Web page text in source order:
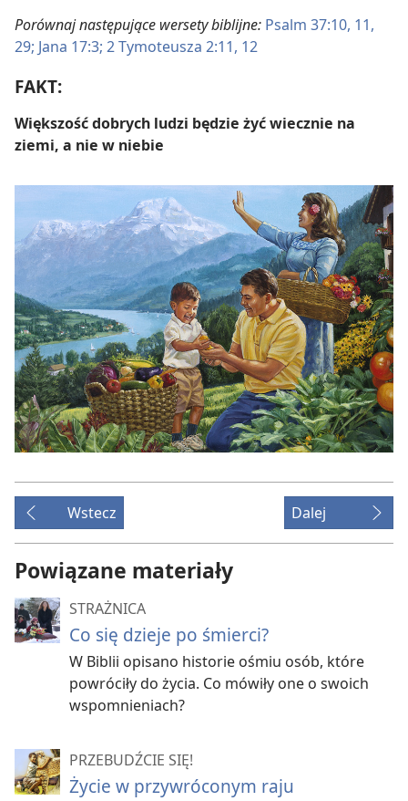
Porównaj następujące wersety biblijne: Psalm 37:10, 11,
29; Jana 17:3; 2 Tymoteusza 2:11, 12
FAKT:
Większość dobrych ludzi będzie żyć wiecznie na
ziemi, a nie w niebie
Wstecz Dalej
Powiązane materiały
STRAŻNICA
Co się dzieje po śmierci?
W Biblii opisano historie ośmiu osób, które
powróciły do życia. Co mówiły one o swoich
wspomnieniach?
PRZEBUDŹCIE SIĘ!
Życie w przywróconym raju